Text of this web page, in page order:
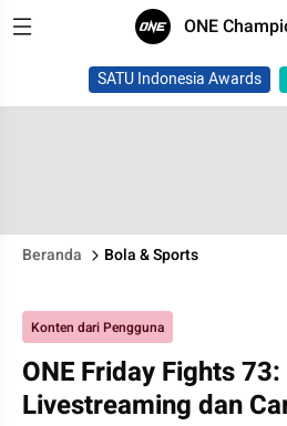
ONE
SATU Indonesia Awards
Beranda Bola & Sports
Konten dari Pengguna
ONE Friday Fights
Livestreaming dan